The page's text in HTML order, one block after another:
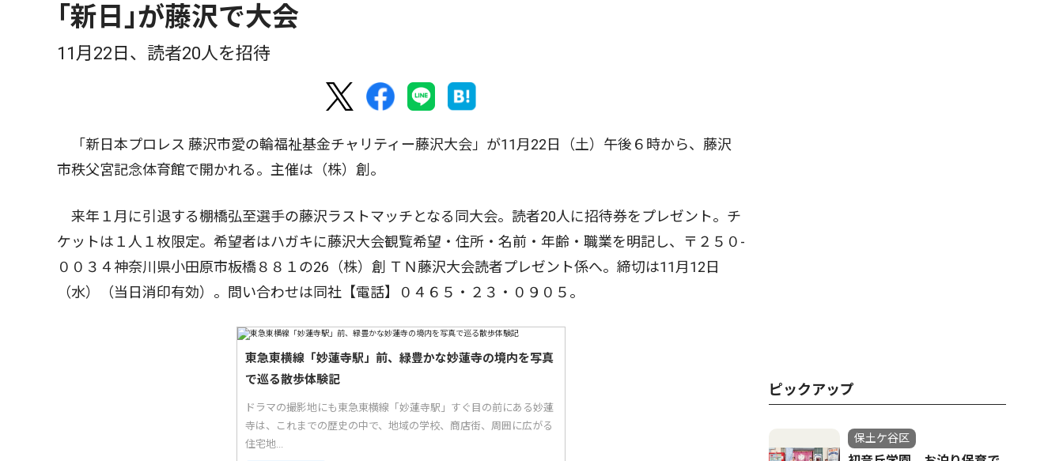
｢新日｣が藤沢で大会
11月22日、読者20人を招待
「新日本プロレス 藤沢市愛の輪福祉基金チャリティー藤沢大会」が11月22日（土）午後６時から、藤沢
市秩父宮記念体育館で開かれる。主催は（株）創。
来年１月に引退する棚橋弘至選手の藤沢ラストマッチとなる同大会。読者20人に招待券をプレゼント。チ
ケットは１人１枚限定。希望者はハガキに藤沢大会観覧希望・住所・名前・年齢・職業を明記し、〒２５０-
００３４神奈川県小田原市板橋８８１の26（株）創 ＴＮ藤沢大会読者プレゼント係へ。締切は11月12日
（水）（当日消印有効）。問い合わせは同社【電話】０４６５・２３・０９０５。
東急東横線「妙蓮寺駅」前、緑豊かな妙蓮寺の境内を写真
で巡る散歩体験記
ドラマの撮影地にも東急東横線「妙蓮寺駅」すぐ目の前にある妙蓮
寺は、これまでの歴史の中で、地域の学校、商店街、周囲に広がる
住宅地...
ピックアップ
保土ケ谷区